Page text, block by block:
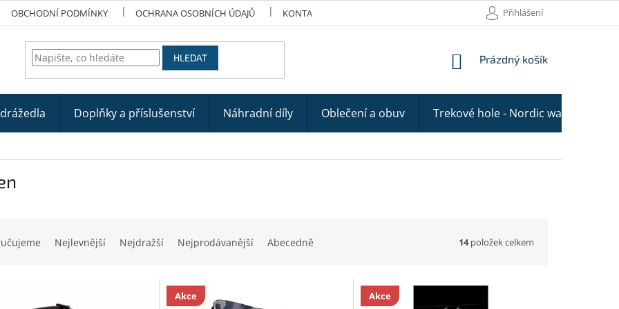
OBCHODNÍ PODMÍNKY OCHRANA OSOBNÍCH ÚDAJŮ KONTAKTY Přihlášení
HLEDAT
NÁKUPNÍ
Prázdný košík
Doplňky a příslušenství Náhradní díly Oblečení a obuv Trekové hole - Nordic walking
Nejlevnější Nejdražší Nejprodávanější Abecedně 14položek celkem
Akce
Akce